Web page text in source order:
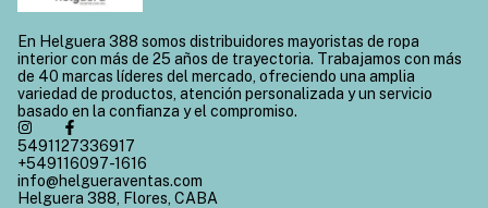
En Helguera 388 somos distribuidores mayoristas de ropa
interior con más de 25 años de trayectoria. Trabajamos con más
de 40 marcas líderes del mercado, ofreciendo una amplia
variedad de productos, atención personalizada y un servicio
basado en la confianza y el compromiso.
5491127336917
+549116097-1616
info@helgueraventas.com
Helguera 388, Flores, CABA